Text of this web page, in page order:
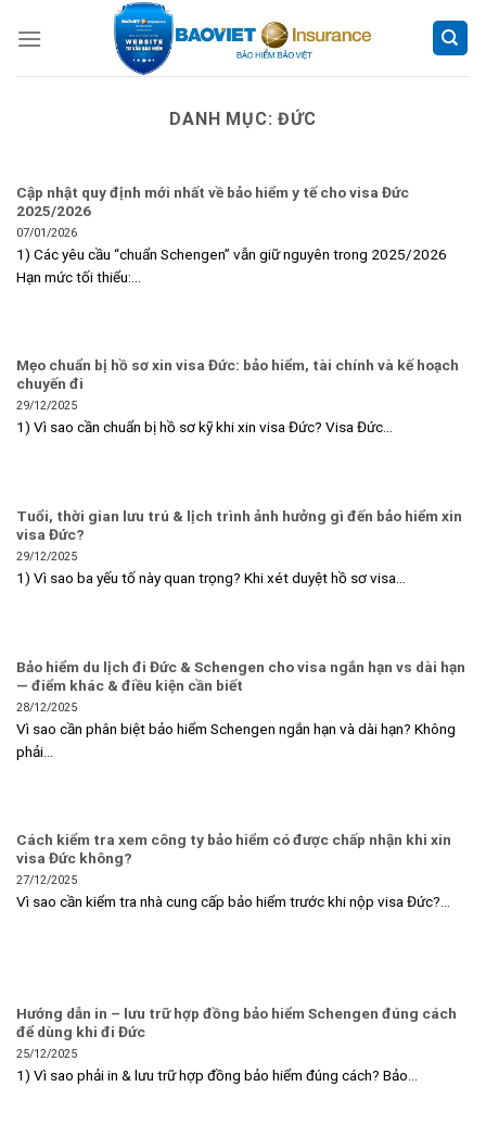
DANH MỤC:ĐỨC
Cập nhật quy định mới nhất về bảo hiểm y tế cho visa Đức
2025/2026
07/01/2026
1) Các yêu cầu “chuẩn Schengen” vẫn giữ nguyên trong 2025/2026
Hạn mức tối thiểu:...
Mẹo chuẩn bị hồ sơ xin visa Đức: bảo hiểm, tài chính và kế hoạch
chuyến đi
29/12/2025
1) Vì sao cần chuẩn bị hồ sơ kỹ khi xin visa Đức? Visa Đức...
Tuổi, thời gian lưu trú & lịch trình ảnh hưởng gì đến bảo hiểm xin
visa Đức?
29/12/2025
1) Vì sao ba yếu tố này quan trọng? Khi xét duyệt hồ sơ visa...
Bảo hiểm du lịch đi Đức & Schengen cho visa ngắn hạn vs dài hạn
— điểm khác & điều kiện cần biết
28/12/2025
Vì sao cần phân biệt bảo hiểm Schengen ngắn hạn và dài hạn? Không
phải...
Cách kiểm tra xem công ty bảo hiểm có được chấp nhận khi xin
visa Đức không?
27/12/2025
Vì sao cần kiểm tra nhà cung cấp bảo hiểm trước khi nộp visa Đức?...
Hướng dẫn in – lưu trữ hợp đồng bảo hiểm Schengen đúng cách
để dùng khi đi Đức
25/12/2025
1) Vì sao phải in & lưu trữ hợp đồng bảo hiểm đúng cách? Bảo...